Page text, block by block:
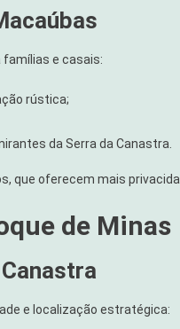
famílias e casais:
rústica;
da Serra da Canastra.
que oferecem mais
de Minas
e localização estratégica: